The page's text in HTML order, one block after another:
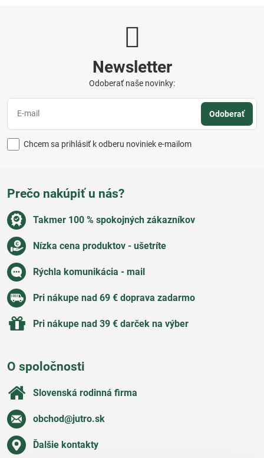
Newsletter
Odoberať naše novinky:
Odoberať
Chcem sa prihlásiť k odberu noviniek e-mailom
Prečo nakúpiť u nás?
Takmer 100 % spokojných zákazníkov
Nízka cena produktov - ušetríte
Rýchla komunikácia - mail
Pri nákupe nad 69 € doprava zadarmo
Pri nákupe nad 39 € darček na výber
O spoločnosti
Slovenská rodinná firma
obchod​@jutro​.sk
Ďalšie kontakty